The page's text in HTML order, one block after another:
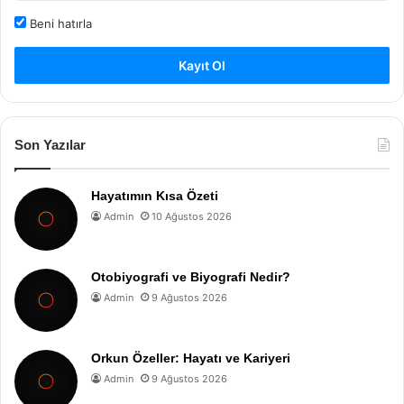
Beni hatırla
Kayıt Ol
Son Yazılar
Hayatımın Kısa Özeti
Admin 10 Ağustos 2026
Otobiyografi ve Biyografi Nedir?
Admin 9 Ağustos 2026
Orkun Özeller: Hayatı ve Kariyeri
Admin 9 Ağustos 2026